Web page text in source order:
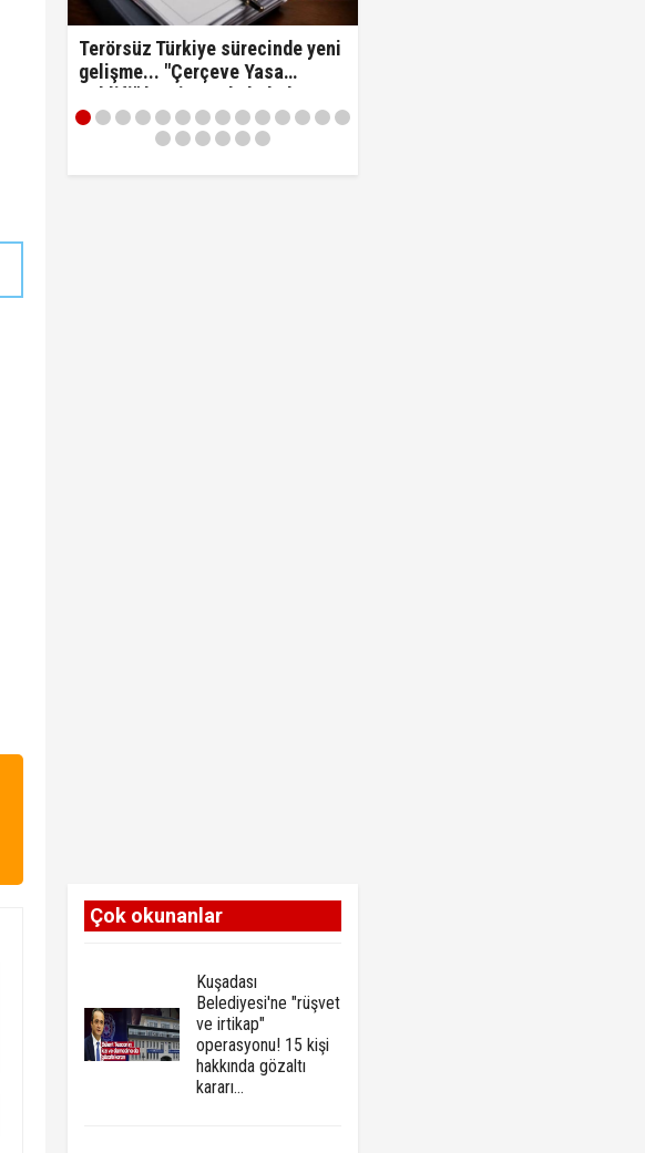
Terörsüz Türkiye sürecinde yeni
gelişme... "Çerçeve Yasa
Teklifi" komisyonda kabul
edildi!
Çok okunanlar
Kuşadası
Belediyesi'ne "rüşvet
ve irtikap"
operasyonu! 15 kişi
hakkında gözaltı
kararı...